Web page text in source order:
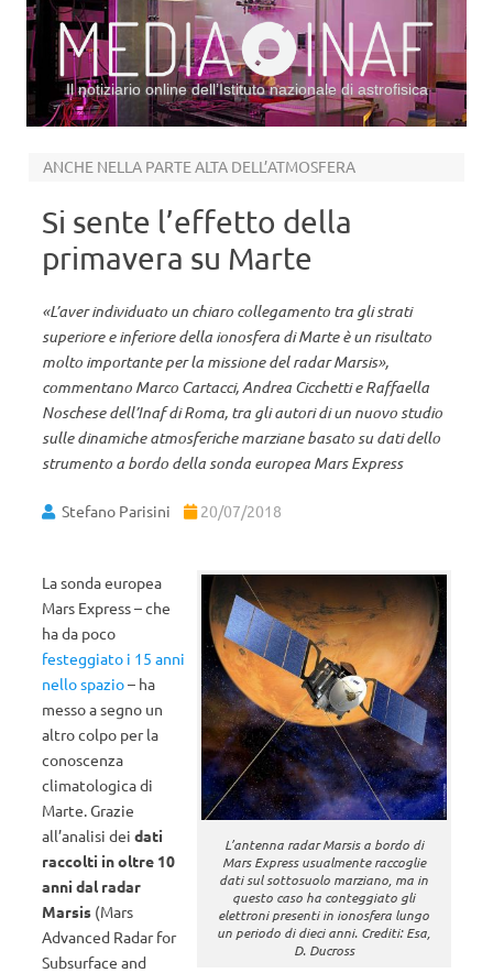
Il notiziario online dell’Istituto nazionale di astrofisica
ANCHE NELLA PARTE ALTA DELL’ATMOSFERA
Si sente l’effetto della
primavera su Marte
«L’aver individuato un chiaro collegamento tra gli strati
superiore e inferiore della ionosfera di Marte è un risultato
molto importante per la missione del radar Marsis»,
commentano Marco Cartacci, Andrea Cicchetti e Raffaella
Noschese dell’Inaf di Roma, tra gli autori di un nuovo studio
sulle dinamiche atmosferiche marziane basato su dati dello
strumento a bordo della sonda europea Mars Express
Stefano Parisini 20/07/2018
L’antenna radar Marsis a bordo di
Mars Express usualmente raccoglie
dati sul sottosuolo marziano, ma in
questo caso ha conteggiato gli
elettroni presenti in ionosfera lungo
un periodo di dieci anni. Crediti: Esa,
D. Ducross
La sonda europea
Mars Express – che
ha da poco
festeggiato i 15 anni
nello spazio– ha
messo a segno un
altro colpo per la
conoscenza
climatologica di
Marte. Grazie
all’analisi dei dati
raccolti in oltre 10
anni dal radar
Marsis (Mars
Advanced Radar for
Subsurface and